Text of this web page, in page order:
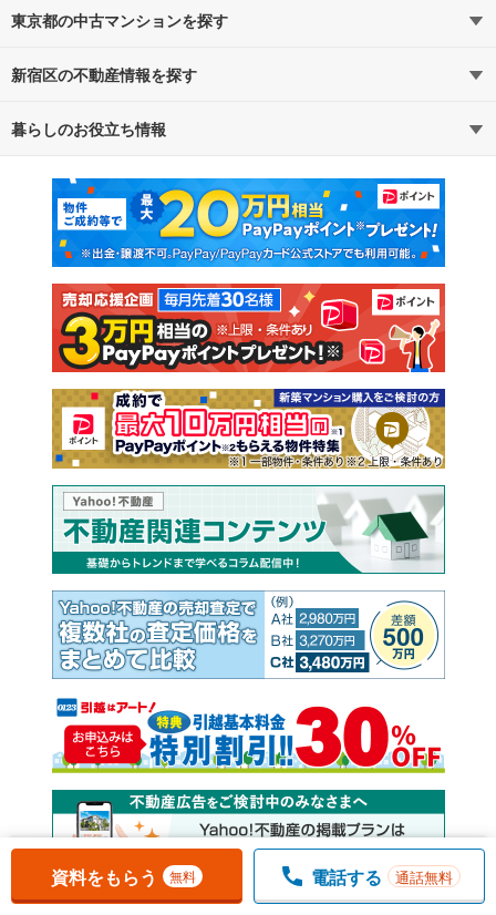
お気に入りに追加しました。 一覧を開く
資料をもらう 無料 電話する 通話無料
東京都の中古マンションを探す
路線・駅から探す
通勤・通学時間から探す
新宿区の不動産情報を探す
不動産・住宅
新築マンション 中古マンション
新築一戸建て 中古一戸建て
注文住宅 土地
売却査定
暮らしのお役立ち情報
マンションカタログ 教えて！住まいの先生